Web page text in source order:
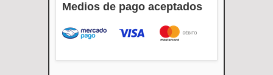
Medios de pago aceptados